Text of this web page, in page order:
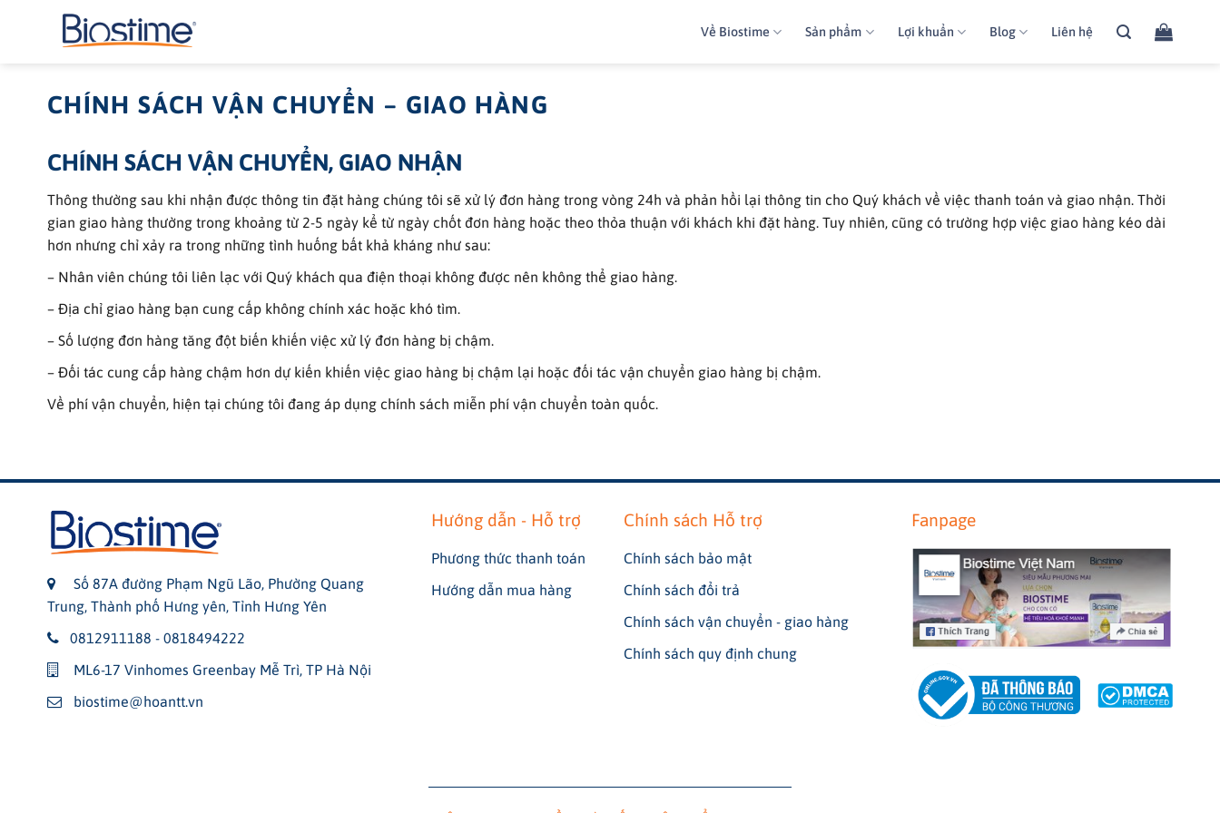
Về Biostime Sản phẩm Lợi khuẩn Blog Liên hệ
CHÍNH SÁCH VẬN CHUYỂN – GIAO HÀNG
CHÍNH SÁCH VẬN CHUYỂN, GIAO NHẬN
Thông thường sau khi nhận được thông tin đặt hàng chúng tôi sẽ xử lý đơn hàng trong vòng 24h và phản hồi lại thông tin cho Quý khách về việc thanh toán và giao nhận. Thời
gian giao hàng thường trong khoảng từ 2-5 ngày kể từ ngày chốt đơn hàng hoặc theo thỏa thuận với khách khi đặt hàng. Tuy nhiên, cũng có trường hợp việc giao hàng kéo dài
hơn nhưng chỉ xảy ra trong những tình huống bất khả kháng như sau:
– Nhân viên chúng tôi liên lạc với Quý khách qua điện thoại không được nên không thể giao hàng.
– Địa chỉ giao hàng bạn cung cấp không chính xác hoặc khó tìm.
– Số lượng đơn hàng tăng đột biến khiến việc xử lý đơn hàng bị chậm.
– Đối tác cung cấp hàng chậm hơn dự kiến khiến việc giao hàng bị chậm lại hoặc đối tác vận chuyển giao hàng bị chậm.
Về phí vận chuyển, hiện tại chúng tôi đang áp dụng chính sách miễn phí vận chuyển toàn quốc.
Số 87A đường Phạm Ngũ Lão, Phường Quang
Trung, Thành phố Hưng yên, Tỉnh Hưng Yên
0812911188 - 0818494222
ML6-17 Vinhomes Greenbay Mễ Trì, TP Hà Nội
biostime@hoantt.vn
Hướng dẫn - Hỗ trợ
Phương thức thanh toán
Hướng dẫn mua hàng
Chính sách Hỗ trợ
Chính sách bảo mật
Chính sách đổi trả
Chính sách vận chuyển - giao hàng
Chính sách quy định chung
Fanpage